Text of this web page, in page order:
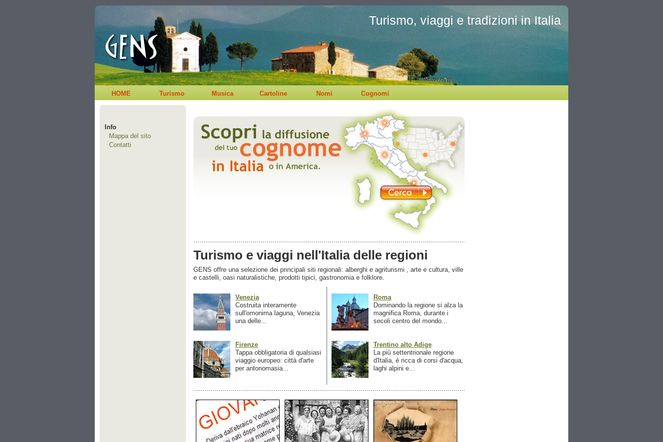
Turismo, viaggi e tradizioni in Italia
HOME Turismo Musica Cartoline Nomi Cognomi
Info
Mappa del sito
Contatti
Turismo e viaggi nell'Italia delle regioni
GENS offre una selezione dei principali siti regionali: alberghi e agriturismi , arte e cultura, ville
e castelli, oasi naturalistiche, prodotti tipici, gastronomia e folklore.
Venezia
Costruita interamente
sull'omonima laguna, Venezia
una delle...
Firenze
Tappa obbligatoria di qualsiasi
viaggio europeo: città d'arte
per antonomasia...
Roma
Dominando la regione si alza la
magnifica Roma, durante i
secoli centro del mondo...
Trentino alto Adige
La più settentrionale regione
d'Italia, é ricca di corsi d'acqua,
laghi alpini e...